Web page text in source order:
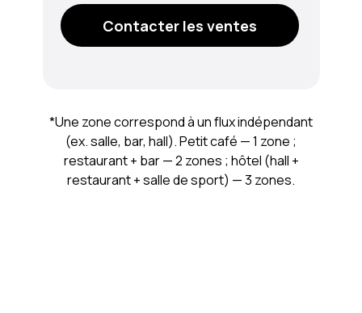
*Une zone correspond à un flux indépendant
(ex. salle, bar, hall). Petit café — 1 zone ;
restaurant + bar — 2 zones ; hôtel (hall +
restaurant + salle de sport) — 3 zones.
Contacter les ventes